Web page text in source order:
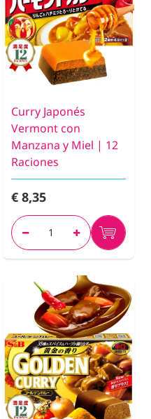
Curry Japonés
Vermont con
Manzana y Miel | 12
Raciones
€ 8,35